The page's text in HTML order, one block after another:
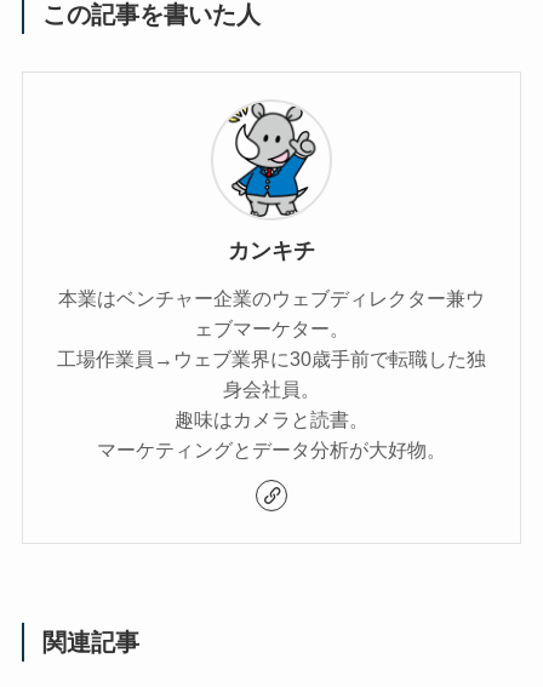
この記事を書いた人
カンキチ
本業はベンチャー企業のウェブディレクター兼ウ
ェブマーケター。
工場作業員→ウェブ業界に30歳手前で転職した独
身会社員。
趣味はカメラと読書。
マーケティングとデータ分析が大好物。
関連記事